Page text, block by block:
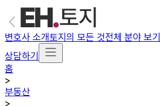
변호사 소개토지의 모든 것전체 분야 보기
상담하기
홈
>
부동산
>